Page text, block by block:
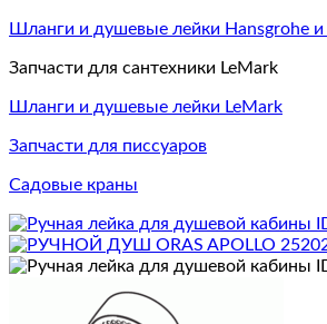
Шланги и душевые лейки Hansgrohe
Запчасти для сантехники LeMark
Шланги и душевые лейки LeMark
Запчасти для писсуаров
Садовые краны